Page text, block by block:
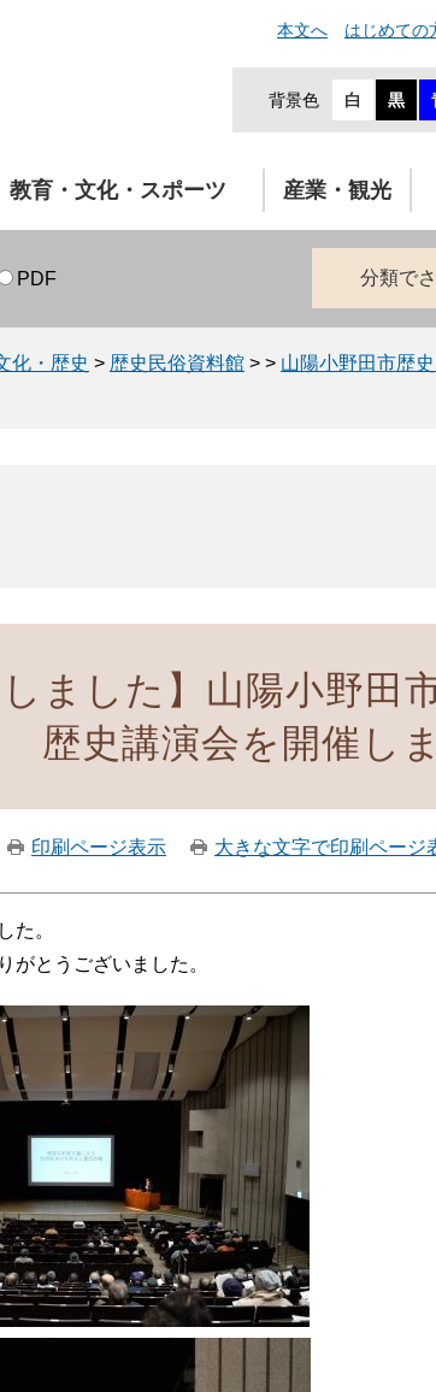
本文へ はじめての
背景色 白 黒
教育・文化・スポーツ 産業・観光
PDF 分類で
化・歴史 > 歴史民俗資料館 > > 山陽小野田市歴
しました】山陽小野田
歴史講演会を開催し
印刷ページ表示 大きな文字で印刷ページ
た。
がとうございました。